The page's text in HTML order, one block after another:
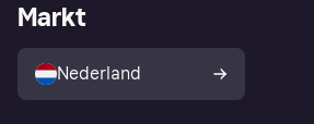
Markt
Nederland